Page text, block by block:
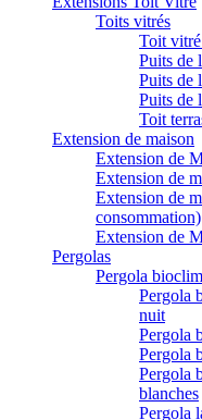
Toits vitrés
Toit
Puits de
Puits de
Puits de
Toit
Extension de maison
Extension de
Extension de
Extension de
consommation)
Extension de
Pergolas
Pergola
Pergola
nuit
Pergola
Pergola
Pergola
blanches
Pergola